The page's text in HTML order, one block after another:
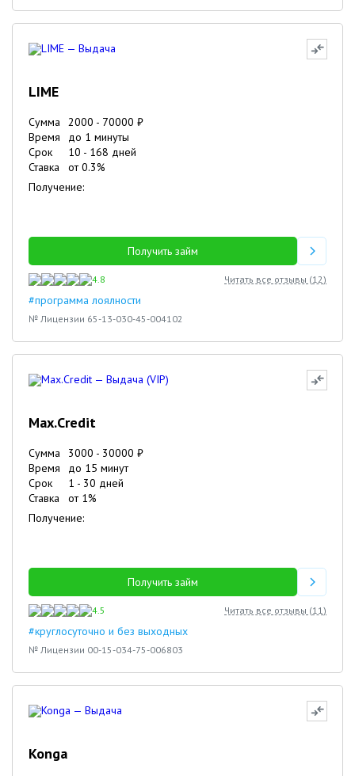
LIME
Сумма 2000 - 70000 ₽
Время
до 1 минуты
Срок
10 - 168 дней
Ставка
от0.3%
Получение:
Получить займ
4.8 Читать все отзывы (12)
#программа лоялности
№ Лицензии 65-13-030-45-004102
Max.Credit
Сумма 3000 - 30000 ₽
Время
до 15 минут
Срок
1 - 30 дней
Ставка
от 1%
Получение:
Получить займ
4.5 Читать все отзывы (11)
#круглосуточно и без выходных
№ Лицензии 00-15-034-75-006803
Konga